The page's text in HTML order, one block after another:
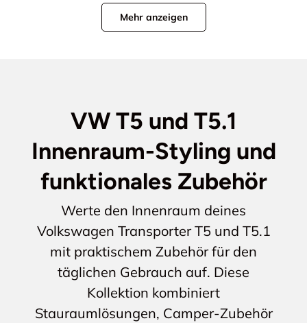
Mehr anzeigen
VW T5 und T5.1
Innenraum-Styling und
funktionales Zubehör
Werte den Innenraum deines
Volkswagen Transporter T5 und T5.1
mit praktischem Zubehör für den
täglichen Gebrauch auf. Diese
Kollektion kombiniert
Stauraumlösungen, Camper-Zubehör